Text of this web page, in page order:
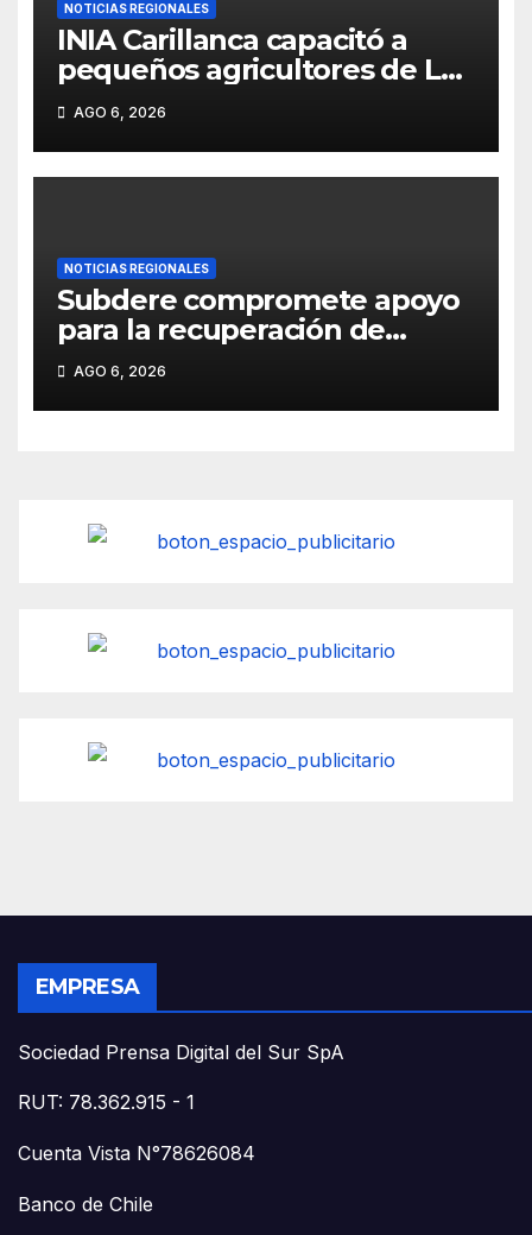
NOTICIAS REGIONALES
INIA Carillanca capacitó a
pequeños agricultores de La
Araucanía en manejo
agroecológico de plagas,
enfermedades y malezas.
AGO 6, 2026
NOTICIAS REGIONALES
Subdere compromete apoyo
para la recuperación de
infraestructura dañada por
las emergencias en
Pitrufquén
AGO 6, 2026
EMPRESA
Sociedad Prensa Digital del Sur SpA
RUT: 78.362.915 - 1
Cuenta Vista N°78626084
Banco de Chile